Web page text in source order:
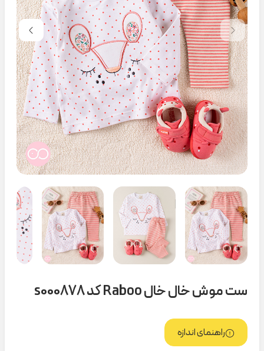
ست موش خال خال Raboo کد s000878
راهنمای اندازه